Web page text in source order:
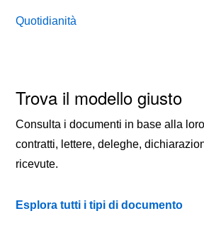
Quotidianità
Trova il modello giusto
Consulta i documenti in base alla
contratti, lettere, deleghe,
ricevute.
Esplora tutti i tipi di documento